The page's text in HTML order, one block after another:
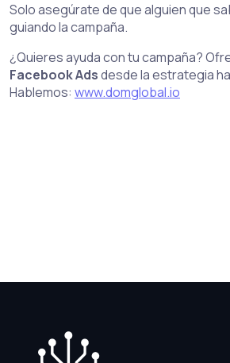
Solo asegúrate de que alguien que
guiando la campaña.
¿Quieres ayuda con tu campaña?
Facebook Adsdesde la estrategia
Hablemos: www.domglobal.io